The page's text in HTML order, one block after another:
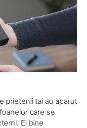
prietenii tai au aparut
care se
Ei bine